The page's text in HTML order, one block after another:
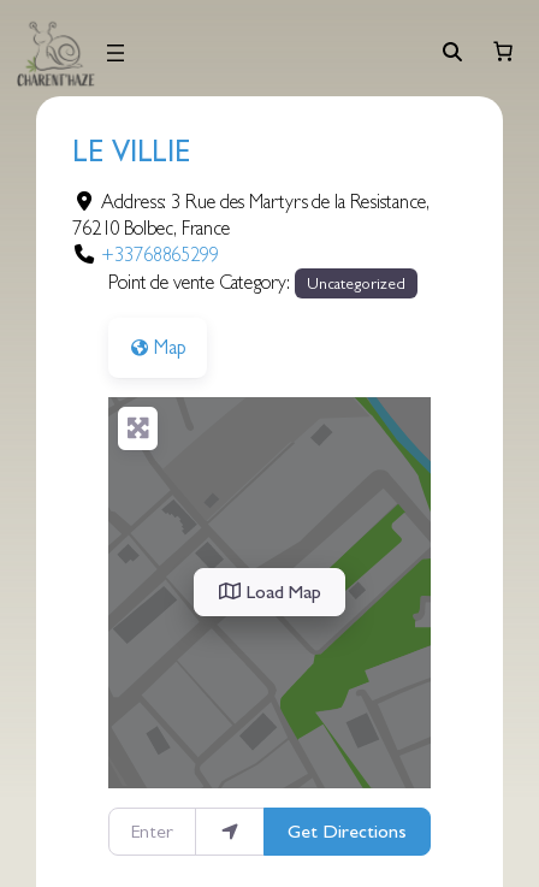
contenu
LE VILLIE
Address: 3 Rue des Martyrs de la Resistance,
76210 Bolbec, France
+33768865299
Point de vente Category:
Uncategorized
Map
Load Map
Enter your location
Get Directions